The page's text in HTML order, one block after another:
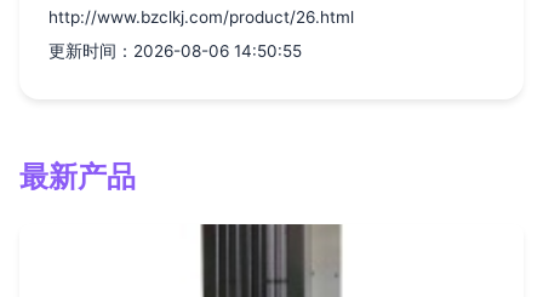
http://www.bzclkj.com/product/26.html
更新时间：2026-08-06 14:50:55
最新产品